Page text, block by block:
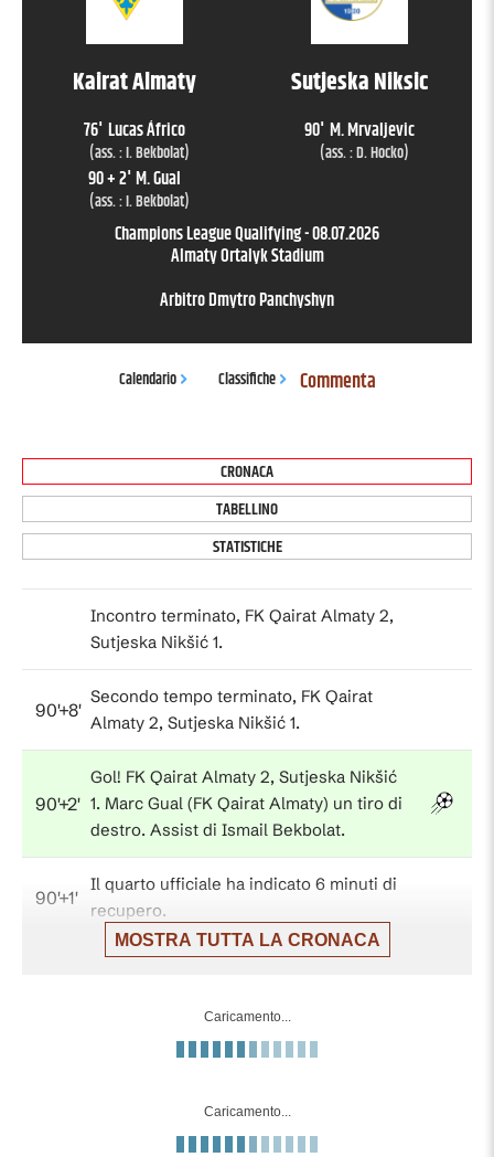
Kairat Almaty
76' Lucas Áfrico
(ass. :I. Bekbolat)
90 + 2' M. Gual
(ass. :I. Bekbolat)
Sutjeska Niksic
90' M. Mrvaljevic
(ass. :D. Hocko)
Champions League Qualifying-08.07.2026
Almaty Ortalyk Stadium
ArbitroDmytro Panchyshyn
Calendario Classifiche Commenta
CRONACA
TABELLINO
STATISTICHE
Incontro terminato, FK Qairat Almaty 2,
Sutjeska Nikšić 1.
90'+8'
Secondo tempo terminato, FK Qairat
Almaty 2, Sutjeska Nikšić 1.
90'+2'
Gol! FK Qairat Almaty 2, Sutjeska Nikšić
1. Marc Gual (FK Qairat Almaty) un tiro di
destro. Assist di Ismail Bekbolat.
90'+1'
Il quarto ufficiale ha indicato 6 minuti di
recupero.
di destro. Assist di Deni Hocko.
Sostituzione, Sutjeska Nikšić.
MOSTRA TUTTA LA CRONACA
Caricamento...
Caricamento...